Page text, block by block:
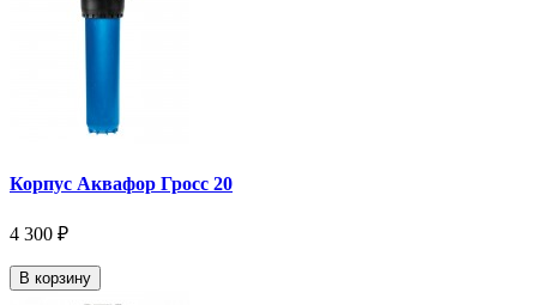
Корпус Аквафор Гросс 20
4 300 ₽
В корзину